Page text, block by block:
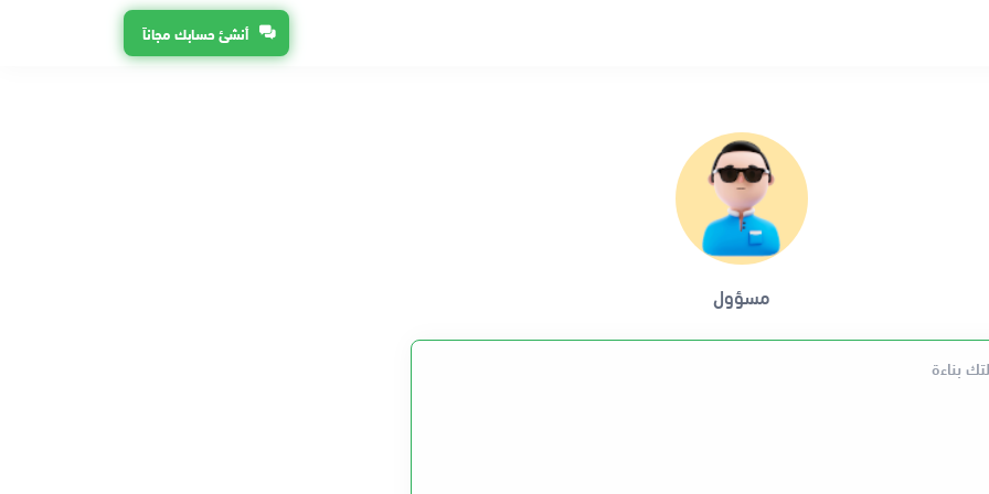
أنشئ حسابك مجاناً
مسؤول